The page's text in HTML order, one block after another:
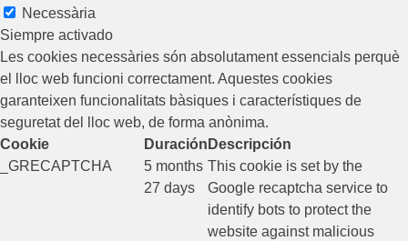
Necessària
Siempre activado
Les cookies necessàries són absolutament essencials perquè
el lloc web funcioni correctament. Aquestes cookies
garanteixen funcionalitats bàsiques i característiques de
seguretat del lloc web, de forma anònima.
Cookie
Duración Descripción
_GRECAPTCHA
5 months
27 days
This cookie is set by the
Google recaptcha service to
identify bots to protect the
website against malicious